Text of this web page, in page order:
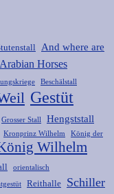
And where are
Arabian Horses
Beschälstall
Gestüt
Grosser Stall Hengststall
Kronprinz Wilhelm König der
Wilhelm
orientalisch
Reithalle Schiller